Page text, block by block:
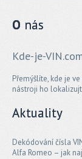
O nás
Kde-je-
Přemýšlíte, kde je
nástroji ho
Aktuality
Dekódování čísla
Alfa Romeo – jak